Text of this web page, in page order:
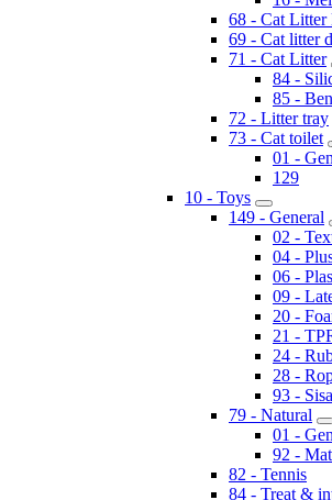
68 - Cat Litter
69 - Cat litter
71 - Cat Litter
84 -
85 -
72 - Litter tray
73 - Cat toilet
01 -
129
10 - Toys
149 - General
02 -
04 -
06 -
09 -
20 -
21 -
24 -
28 -
93 -
79 - Natural
01 -
92 -
82 - Tennis
84 - Treat &